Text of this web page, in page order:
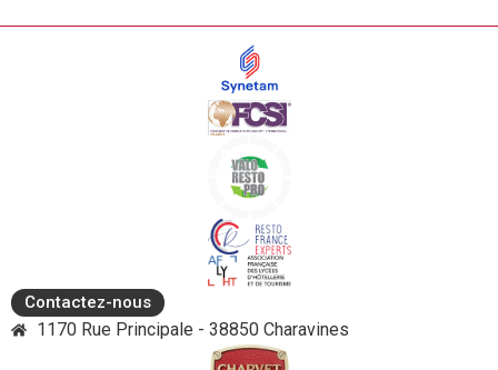
Contactez-nous
1170 Rue Principale - 38850 Charavines